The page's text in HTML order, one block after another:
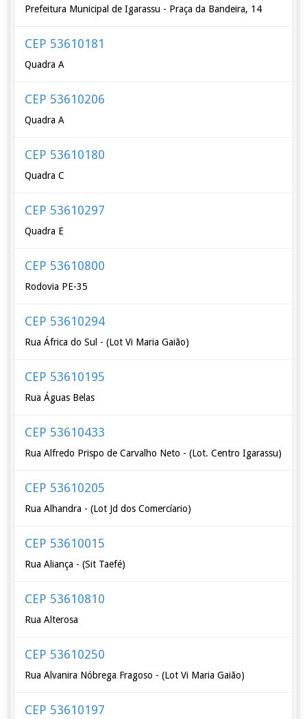
Prefeitura Municipal de Igarassu - Praça da Bandeira, 14
CEP 53610181
Quadra A
CEP 53610206
Quadra A
CEP 53610180
Quadra C
CEP 53610297
Quadra E
CEP 53610800
Rodovia PE-35
CEP 53610294
Rua África do Sul - (Lot Vi Maria Gaião)
CEP 53610195
Rua Águas Belas
CEP 53610433
Rua Alfredo Prispo de Carvalho Neto - (Lot. Centro Igarassu)
CEP 53610205
Rua Alhandra - (Lot Jd dos Comercíario)
CEP 53610015
Rua Aliança - (Sit Taefé)
CEP 53610810
Rua Alterosa
CEP 53610250
Rua Alvanira Nóbrega Fragoso - (Lot Vi Maria Gaião)
CEP 53610197